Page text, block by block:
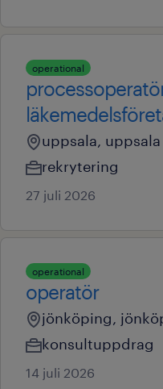
operational
uppsala,
rekrytering
27 juli 2026
operational
operatör
jönköping,
konsultuppdrag
14 juli 2026